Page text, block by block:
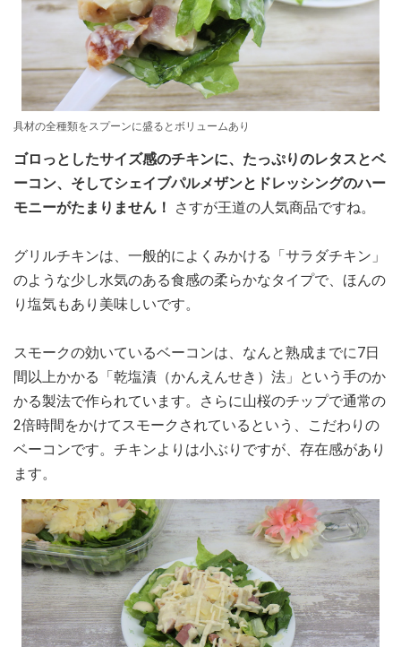
具材の全種類をスプーンに盛るとボリュームあり
ゴロっとしたサイズ感のチキンに、たっぷりのレタスとベ
ーコン、そしてシェイブパルメザンとドレッシングのハー
モニーがたまりません！
さすが王道の人気商品ですね。
グリルチキンは、一般的によくみかける「サラダチキン」
のような少し水気のある食感の柔らかなタイプで、ほんの
り塩気もあり美味しいです。
スモークの効いているベーコンは、なんと熟成までに7日
間以上かかる「乾塩漬（かんえんせき）法」という手のか
かる製法で作られています。さらに山桜のチップで通常の
2倍時間をかけてスモークされているという、こだわりの
ベーコンです。チキンよりは小ぶりですが、存在感があり
ます。